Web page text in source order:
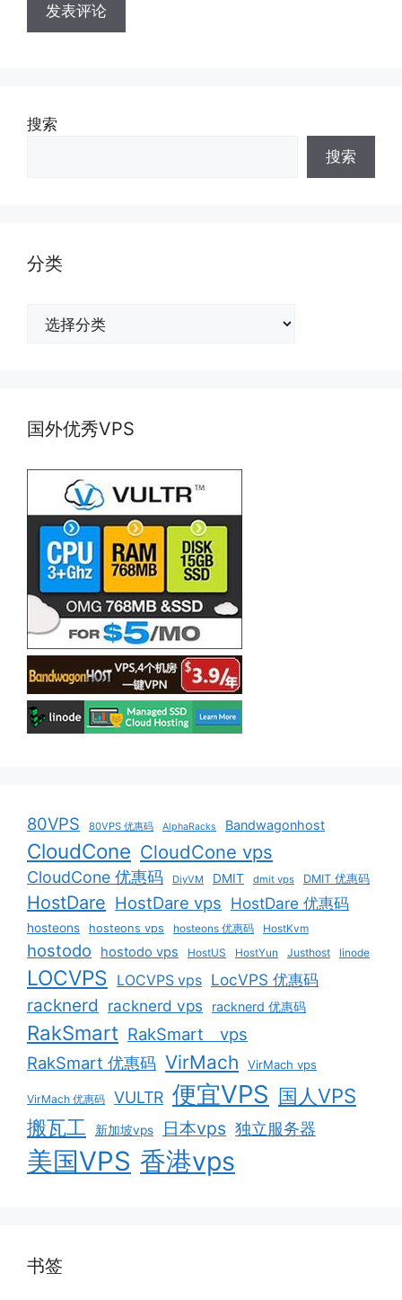
搜索
搜索
分类
国外优秀VPS
80VPS 80VPS 优惠码 AlphaRacks Bandwagonhost
CloudCone CloudCone vps
CloudCone 优惠码 DiyVM DMIT dmit vps DMIT 优惠码
HostDare HostDare vps HostDare 优惠码
hosteons hosteons vps hosteons 优惠码 HostKvm
hostodo hostodo vps HostUS HostYun Justhost linode
LOCVPS LOCVPS vps LocVPS 优惠码
racknerd racknerd vps racknerd 优惠码
RakSmart RakSmart vps
RakSmart 优惠码 VirMach VirMach vps
VirMach 优惠码 VULTR 便宜VPS 国人VPS
搬瓦工
新加坡vps 日本vps 独立服务器
美国VPS 香港vps
书签